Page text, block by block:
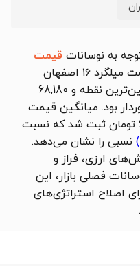
قیمت
میلگرد ۱۶ اصفهان
گرید A3 از 60,570 تومان در پایین‌ترین نقطه و 68,180
بود. میانگین قیمت
این محصول در طول ماه 64,375 تومان ثبت شد که نسبت
نسبی را نشان می‌دهد.
ارزی، فراز و
فصلی بازار، این
اصلاح استراتژی‌های